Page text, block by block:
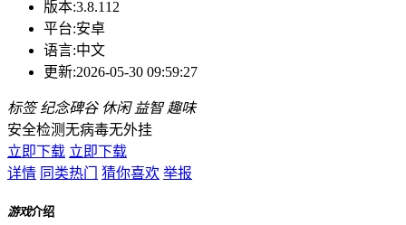
版本:3.8.112
平台:安卓
语言:中文
更新:2026-05-30 09:59:27
标签 纪念碑谷 休闲 益智 趣味
安全检测无病毒无外挂
立即下载 立即下载
详情 同类热门 猜你喜欢 举报
游戏介绍